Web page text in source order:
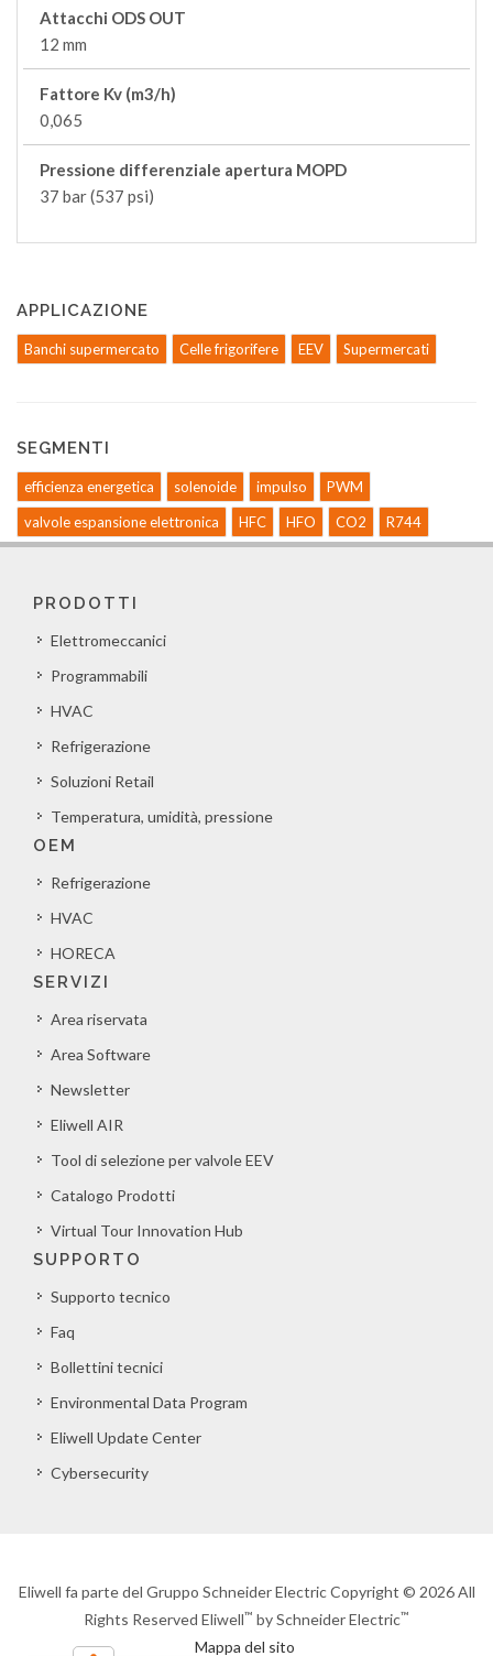
Attacchi ODS OUT
12 mm
Fattore Kv (m3/h)
0,065
Pressione differenziale apertura MOPD
37 bar (537 psi)
APPLICAZIONE
Banchi supermercato Celle frigorifere EEV Supermercati
SEGMENTI
efficienza energetica solenoide impulso
PWM
valvole espansione elettronica
HFC HFO CO2 R744
PRODOTTI
Elettromeccanici
Programmabili
HVAC
Refrigerazione
Soluzioni Retail
Temperatura, umidità, pressione
OEM
Refrigerazione
HVAC
HORECA
SERVIZI
Area riservata
Area Software
Newsletter
Eliwell AIR
Tool di selezione per valvole EEV
Catalogo Prodotti
Virtual Tour Innovation Hub
SUPPORTO
Supporto tecnico
Faq
Bollettini tecnici
Environmental Data Program
Eliwell Update Center
Cybersecurity
Eliwell fa parte del Gruppo Schneider Electric Copyright © 2026 All
Rights Reserved Eliwell™ by Schneider Electric™
Mappa del sito